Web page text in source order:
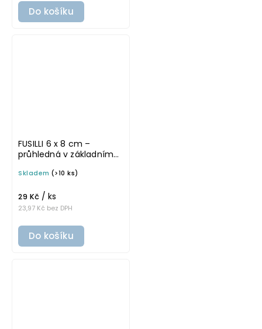
Do košíku
FUSILLI 6 x 8 cm –
průhledná v základním
samolepka na
Skladem (>10 ks)
23,97 Kč bez DPH
29 Kč / ks
Do košíku